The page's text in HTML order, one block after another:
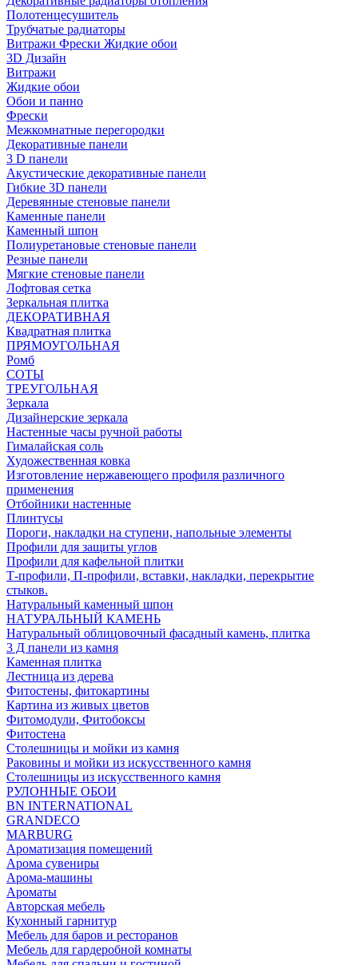
Полотенцесушитель
Трубчатые радиаторы
Витражи Фрески Жидкие обои
3D Дизайн
Витражи
Жидкие обои
Обои и панно
Фрески
Межкомнатные перегородки
Декоративные панели
3 D панели
Акустические декоративные панели
Гибкие 3D панели
Деревянные стеновые панели
Каменные панели
Каменный шпон
Полиуретановые стеновые панели
Резные панели
Мягкие стеновые панели
Лофтовая сетка
Зеркальная плитка
ДЕКОРАТИВНАЯ
Квадратная плитка
ПРЯМОУГОЛЬНАЯ
Ромб
СОТЫ
ТРЕУГОЛЬНАЯ
Зеркала
Дизайнерские зеркала
Настенные часы ручной работы
Гималайская соль
Художественная ковка
Изготовление нержавеющего профиля различного
применения
Отбойники настенные
Плинтусы
Пороги, накладки на ступени, напольные элементы
Профили для защиты углов
Профили для кафельной плитки
Т-профили, П-профили, вставки, накладки, перекрытие
стыков.
Натуральный каменный шпон
НАТУРАЛЬНЫЙ КАМЕНЬ
Натуральный облицовочный фасадный камень, плитка
3 Д панели из камня
Каменная плитка
Лестница из дерева
Фитостены, фитокартины
Картина из живых цветов
Фитомодули, Фитобоксы
Фитостена
Столешницы и мойки из камня
Раковины и мойки из искусственного камня
Столешницы из искусственного камня
РУЛОННЫЕ ОБОИ
BN INTERNATIONAL
GRANDECO
MARBURG
Ароматизация помещений
Арома сувениры
Арома-машины
Ароматы
Авторская мебель
Кухонный гарнитур
Мебель для баров и ресторанов
Мебель для гардеробной комнаты